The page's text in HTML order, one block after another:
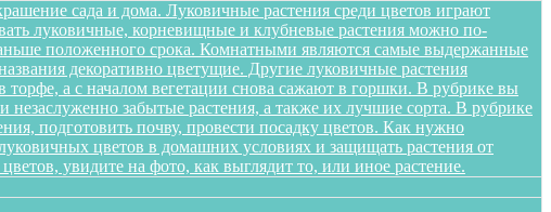
сада и дома. Луковичные растения среди цветов играют
луковичные, корневищные и клубневые растения можно по-
положенного срока. Комнатными являются самые выдержанные
декоративно цветущие. Другие луковичные растения
а с началом вегетации снова сажают в горшки. В рубрике вы
забытые растения, а также их лучшие сорта. В рубрике
подготовить почву, провести посадку цветов. Как нужно
цветов в домашних условиях и защищать растения от
увидите на фото, как выглядит то, или иное растение.